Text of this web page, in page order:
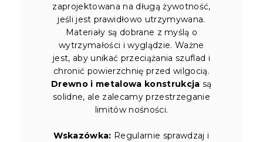
zaprojektowana na długą żywotność,
jeśli jest prawidłowo utrzymywana.
Materiały są dobrane z myślą o
wytrzymałości i wyglądzie. Ważne
jest, aby unikać przeciążania szuflad i
chronić powierzchnię przed wilgocią.
Drewno i metalowa konstrukcja są
solidne, ale zalecamy przestrzeganie
limitów nośności.
Wskazówka: Regularnie sprawdzaj i